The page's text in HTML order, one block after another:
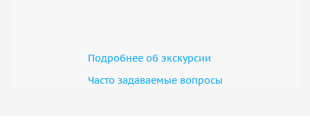
Подробнее об экскурсии
Часто задаваемые вопросы